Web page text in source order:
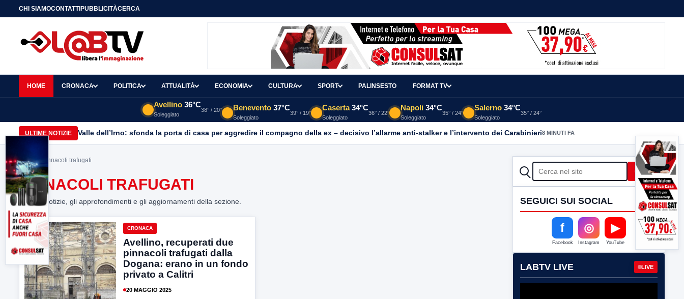
CHI SIAMOCONTATTIPUBBLICITÀCERCA
HOME CRONACA POLITICA ATTUALITÀ ECONOMIA CULTURA SPORT PALINSESTO FORMAT TV
Avellino 36°C
Soleggiato
38° / 20° Benevento 37°C
Soleggiato
39° / 19°
Caserta 34°C
Soleggiato
36° / 22°
Napoli 34°C
Soleggiato
35° / 24°
Salerno 34°C
Soleggiato
35° / 24°
ULTIME NOTIZIE Valle dell’Irno: sfonda la porta di casa per aggredire il compagno della ex – decisivo l’allarme anti-stalker e l’intervento dei Carabinieri8 MINUTI FA
Home> pinnacoli trafugati
PINNACOLI TRAFUGATI
Tutte le notizie, gli approfondimenti e gli aggiornamenti della sezione.
CRONACA
Avellino, recuperati due
pinnacoli trafugati dalla
Dogana: erano in un fondo
privato a Calitri
20 MAGGIO 2025
CERCA Cerca
SEGUICI SUI SOCIAL
f
Facebook
◎
Instagram
▶
YouTube
LABTV LIVE LIVE